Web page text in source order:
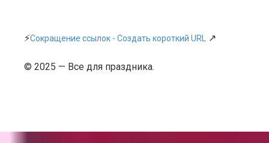
⚡Сокращение ссылок - Создать короткий URL ↗
© 2025 — Все для праздника.